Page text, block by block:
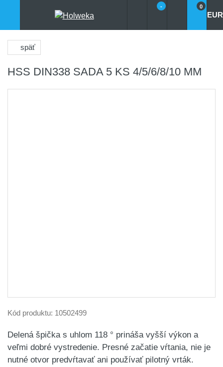
- 0
EUR
späť
HSS DIN338 SADA 5 KS 4/5/6/8/10 MM
Kód produktu: 10502499
Delená špička s uhlom 118 ° prináša vyšší výkon a
veľmi dobré vystredenie. Presné začatie vŕtania, nie je
nutné otvor predvŕtavať ani používať pilotný vrták.